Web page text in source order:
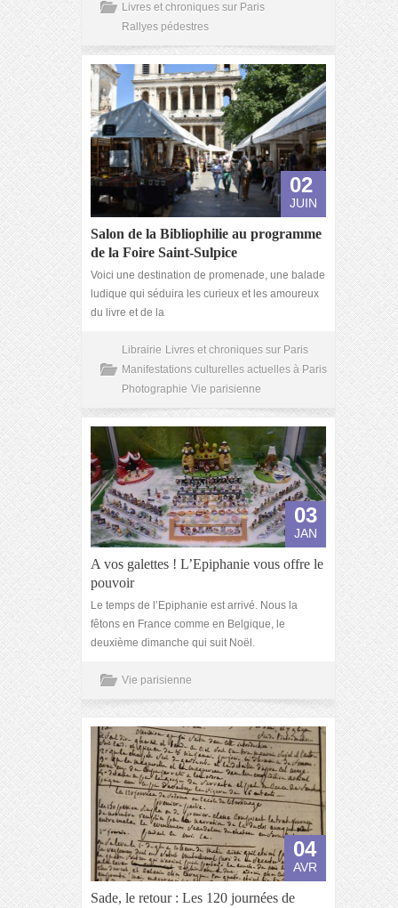
Livres et chroniques sur Paris
Rallyes pédestres
02
JUIN
Salon de la Bibliophilie au programme
de la Foire Saint-Sulpice
Voici une destination de promenade, une balade
ludique qui séduira les curieux et les amoureux
du livre et de la
Librairie Livres et chroniques sur Paris
Manifestations culturelles actuelles à Paris
Photographie Vie parisienne
03
JAN
A vos galettes ! L’Epiphanie vous offre le
pouvoir
Le temps de l’Epiphanie est arrivé. Nous la
fêtons en France comme en Belgique, le
deuxième dimanche qui suit Noël.
Vie parisienne
04
AVR
Sade, le retour : Les 120 journées de